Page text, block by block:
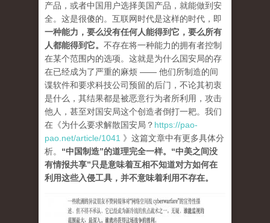
产品，或者中国用户选择美国产品，就能做到安
全。这是很傻的。互联网时代是这样的时代，即
一种能力，要么没有任何人能得到它，要么所有
人都能得到它。 不存在将一种能力的拥有者控制
在某个范围内的选项。这就是为什么国安局的存
在已经成为了严重的麻烦 —— 他们所制造的间
谍软件和要求科技公司预留的后门，不论其初衷
是什么，其结果都是被恶意行为者所利用，攻击
他人，甚至对国安局这个创造者倒打一耙。我们
在《为什么要求解散国安局？ https://pao-
pao.net/article/1041 》这篇文章中有更多具体分
析。 “中国制造”的道理完全一样。“中美之间没
有情报共享”只是意味着互相不知道对方如何在
利用这些入侵工具，并不意味着利用不存在。